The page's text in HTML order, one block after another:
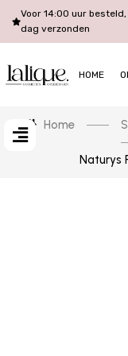
Voor 14:00 uur
dag verzonden
HOME
Home
Naturys